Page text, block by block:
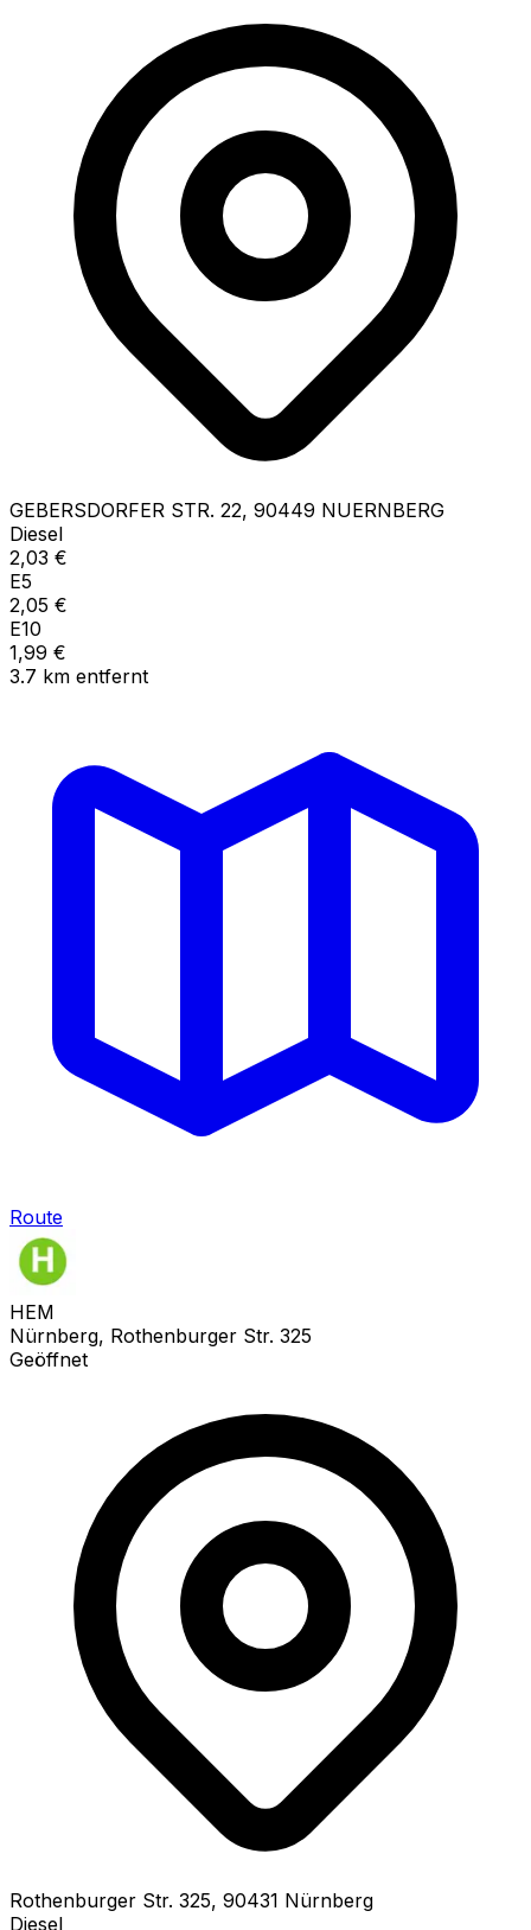
GEBERSDORFER STR. 22, 90449 NUERNBERG
Diesel
2,03 €
E5
2,05 €
E10
1,99 €
3.7 km entfernt
Route
HEM
Nürnberg, Rothenburger Str. 325
Geöffnet
Rothenburger Str. 325, 90431 Nürnberg
Diesel